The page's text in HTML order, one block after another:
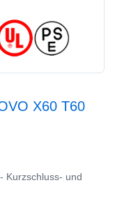
X60 T60
Kurzschluss- und